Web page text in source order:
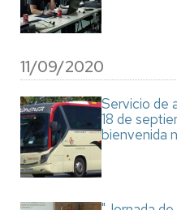
11/09/2020
Servicio de
18 de
bienvenida